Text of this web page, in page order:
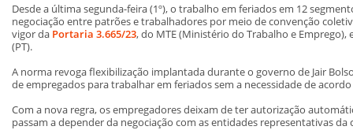
Desde a última segunda-feira (1º), o trabalho em feriados em 12
negociação entre patrões e trabalhadores por meio de convenção
vigor da Portaria 3.665/23, do MTE (Ministério do Trabalho e
(PT).
A norma revoga flexibilização implantada durante o governo de Jair
de empregados para trabalhar em feriados sem a necessidade de
Com a nova regra, os empregadores deixam de ter autorização
passam a depender da negociação com as entidades representativas da